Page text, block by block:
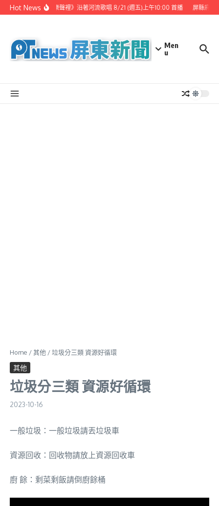
Skip to content
Hot News《 漫步樂聲裡》沿著河流歌唱 8/21 (週五)上午10:00 首播 屏縣府聯
Men
u
Home /其他 /垃圾分三類 資源好循環
其他
垃圾分三類 資源好循環
2023-10-16
一般垃圾：一般垃圾請丟垃圾車
資源回收：回收物請放上資源回收車
廚 餘：剩菜剩飯請倒廚餘桶